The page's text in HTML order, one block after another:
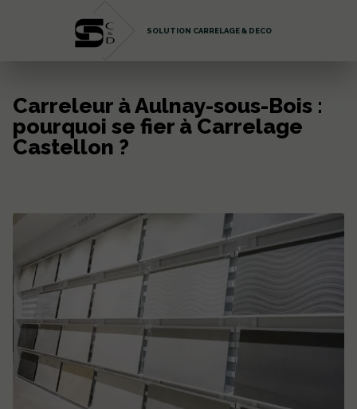
SOLUTION CARRELAGE & DECO
Carreleur à Aulnay-sous-Bois :
pourquoi se fier à Carrelage
Castellon ?